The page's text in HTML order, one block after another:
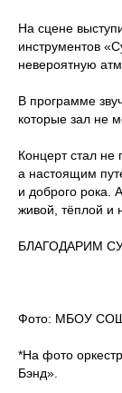
На сцене
инструментов
невероятную
В программе
которые зал не
Концерт стал не
а настоящим
и доброго рока.
живой, тёплой и
БЛАГОДАРИМ
Фото: МБОУ
*На фото
Бэнд».